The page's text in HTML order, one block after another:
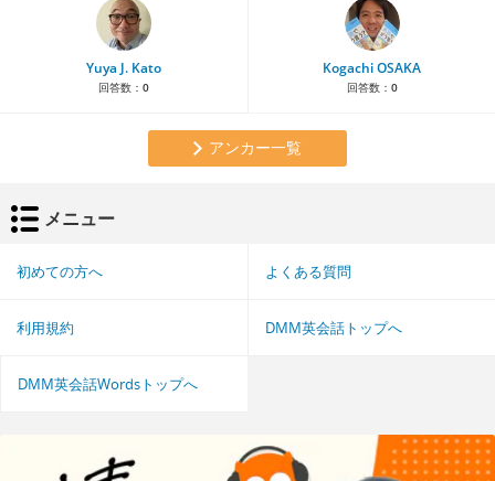
Yuya J. Kato
回答数： 0
Kogachi OSAKA
回答数： 0
アンカー一覧
メニュー
初めての方へ よくある質問
利用規約 DMM英会話トップへ
DMM英会話Wordsトップへ